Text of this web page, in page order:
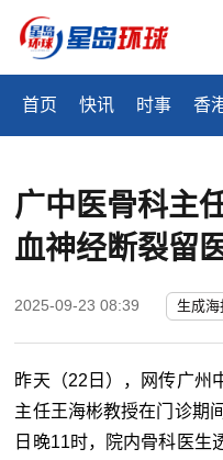
首页 快讯 时事 香
广中医骨科主
血神经断裂留
2025-09-23 08:39 生成海
昨天（22日），网传广州
主任王海彬教授在门诊期
日晚11时，院内骨科医生